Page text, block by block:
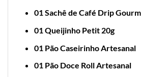
01 Sachê de Café Drip
01 Queijinho Petit 20g
01 Pão Caseirinho Artesanal
01 Pão Doce Roll Artesanal